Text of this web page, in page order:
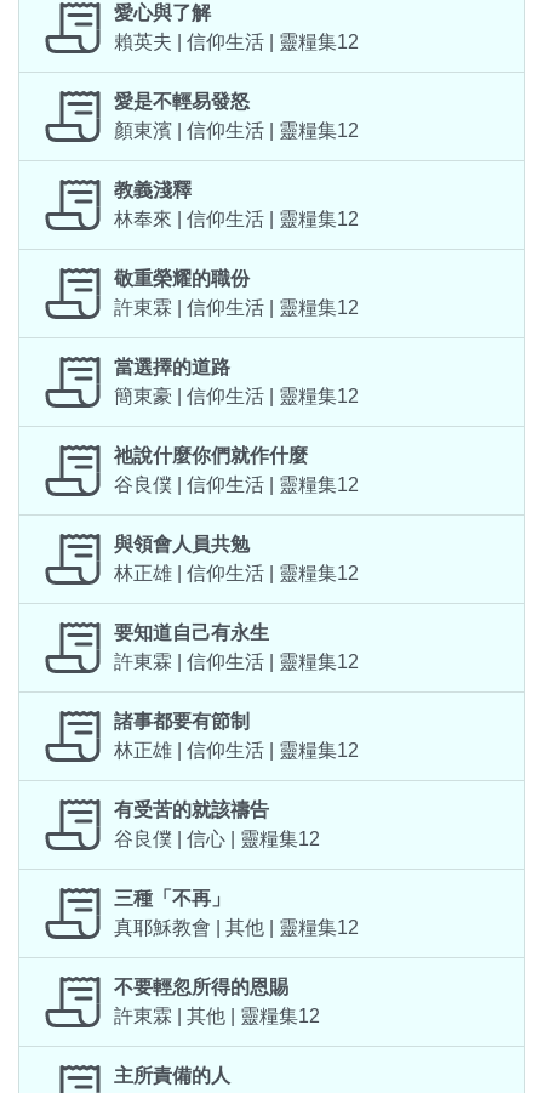
愛心與了解
賴英夫 | 信仰生活 | 靈糧集12
愛是不輕易發怒
顏東濱 | 信仰生活 | 靈糧集12
教義淺釋
林奉來 | 信仰生活 | 靈糧集12
敬重榮耀的職份
許東霖 | 信仰生活 | 靈糧集12
當選擇的道路
簡東豪 | 信仰生活 | 靈糧集12
祂說什麼你們就作什麼
谷良僕 | 信仰生活 | 靈糧集12
與領會人員共勉
林正雄 | 信仰生活 | 靈糧集12
要知道自己有永生
許東霖 | 信仰生活 | 靈糧集12
諸事都要有節制
林正雄 | 信仰生活 | 靈糧集12
有受苦的就該禱告
谷良僕 | 信心 | 靈糧集12
三種「不再」
真耶穌教會 | 其他 | 靈糧集12
不要輕忽所得的恩賜
許東霖 | 其他 | 靈糧集12
主所責備的人